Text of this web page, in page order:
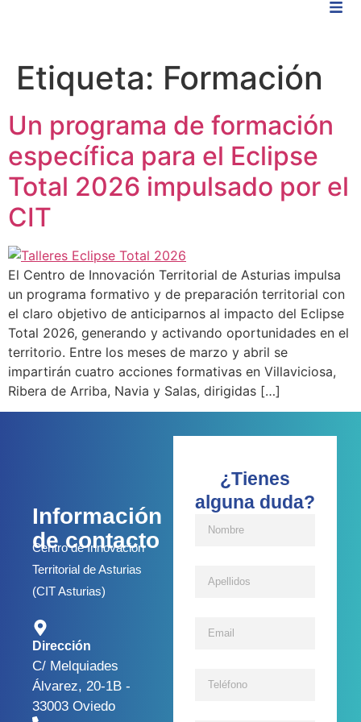
Etiqueta: Formación
Un programa de formación
específica para el Eclipse
Total 2026 impulsado por el
CIT
El Centro de Innovación Territorial de Asturias impulsa
un programa formativo y de preparación territorial con
el claro objetivo de anticiparnos al impacto del Eclipse
Total 2026, generando y activando oportunidades en el
territorio. Entre los meses de marzo y abril se
impartirán cuatro acciones formativas en Villaviciosa,
Ribera de Arriba, Navia y Salas, dirigidas […]
Información
de contacto
Centro de Innovación
Territorial de Asturias
(CIT Asturias)
Dirección
C/ Melquiades
Álvarez, 20-1B -
33003 Oviedo
¿Tienes
alguna duda?